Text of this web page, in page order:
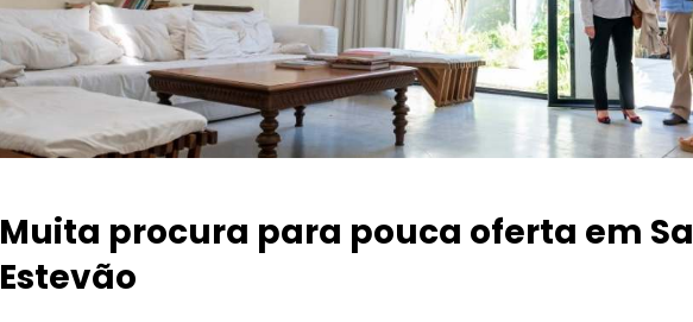
Muita procura para pouca oferta em
Estevão